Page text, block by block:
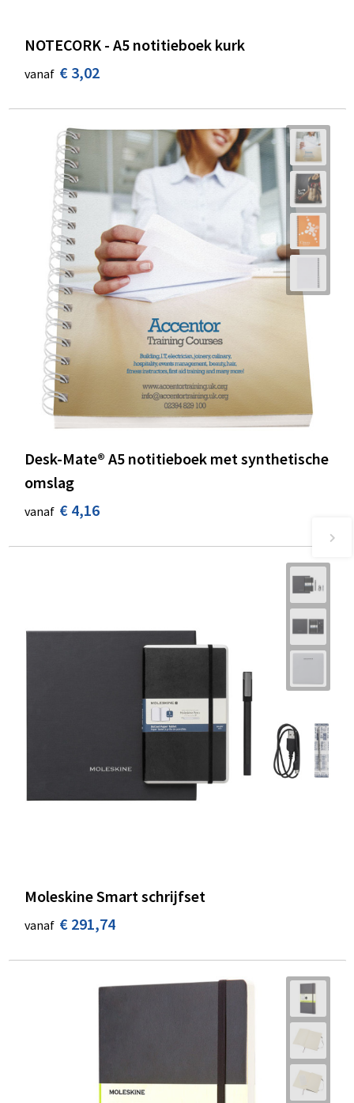
NOTECORK - A5 notitieboek kurk
vanaf € 3,02
Desk-Mate® A5 notitieboek met synthetische
omslag
vanaf € 4,16
Moleskine Smart schrijfset
vanaf € 291,74